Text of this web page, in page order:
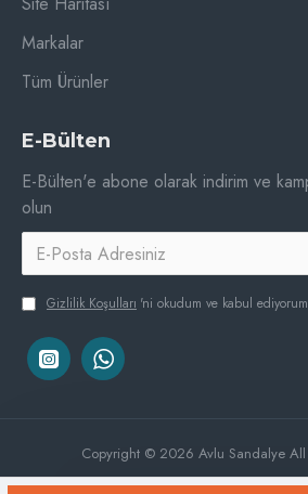
Markalar
Tüm Ürünler
E-Bülten
E-Bülten'e abone olarak indirim ve
olun
Gizlilik Koşulları 'ni okudum ve kabul
Copyright © 2026 Avlu Sandalye All